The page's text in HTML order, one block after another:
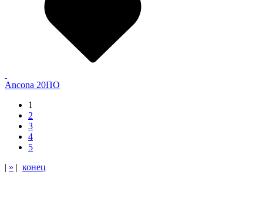
Ancona 20ПО
1
2
3
4
5
| » | конец